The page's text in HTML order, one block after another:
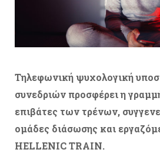
Τηλεφωνική ψυχολογική
συνεδριών προσφέρει η
επιβάτες των τρένων,
ομάδες διάσωσης και
HELLENIC TRAIN.